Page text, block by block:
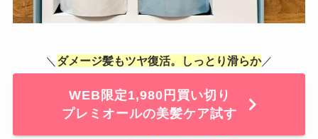
＼ ダメージ髪もツヤ復活。しっとり滑らか／
WEB限定1,980円買い切り
プレミオールの美髪ケア試す